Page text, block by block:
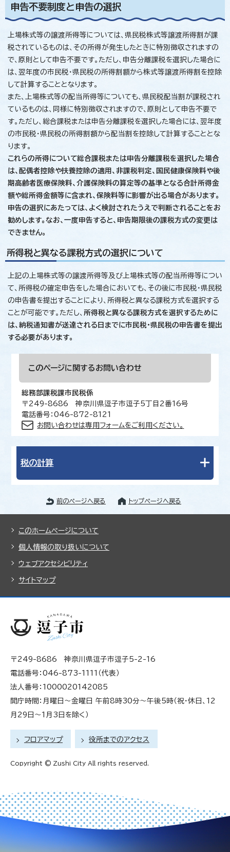
申告不要制度と申告の選択
上場株式等の譲渡所得等については、県民税株式等譲渡所得割が課
税されているものは、その所得が発生したときに特別徴収されますの
で、原則として申告不要です。ただし、申告分離課税を選択した場合に
は、翌年度の市民税・県民税の所得割額から株式等譲渡所得割を控除
して計算することとなります。
また、上場株式等の配当所得等についても、県民税配当割が課税され
ているものは、同様に特別徴収されますので、原則として申告不要で
す。ただし、総合課税または申告分離課税を選択した場合には、翌年度
の市民税・県民税の所得割額から配当割を控除して計算することとな
ります。
これらの所得について総合課税または申告分離課税を選択した場合
は、配偶者控除や扶養控除の適用、非課税判定、国民健康保険料や後
期高齢者医療保険料、介護保険料の算定等の基準となる合計所得金
額や総所得金額等に含まれ、保険料等に影響が出る場合があります。
申告の選択にあたっては、よく検討されたうえで判断されることをお
勧めします。なお、一度申告すると、申告期限後の課税方式の変更は
できません。
所得税と異なる課税方式の選択について
上記の上場株式等の譲渡所得等及び上場株式等の配当所得等につい
て、所得税の確定申告をした場合においても、その後に市民税・県民税
の申告書を提出することにより、所得税と異なる課税方式を選択する
ことが可能です。ただし、 所得税と異なる課税方式を選択するために
は、納税通知書が送達される日までに市民税・県民税の申告書を提出
する必要があります。
このページに関する お問い合わせ
総務部課税課市民税係
〒249-8686 神奈川県逗子市逗子5丁目2番16号
電話番号：046-872-8121
お問い合わせは専用フォームをご利用ください。
税の計算
前のページへ戻る トップページへ戻る
このホームページについて
個人情報の取り扱いについて
ウェブアクセシビリティ
サイトマップ
〒249-8686 神奈川県逗子市逗子5-2-16
電話番号：046-873-1111（代表）
法人番号：1000020142085
開庁時間：月曜日～金曜日 午前8時30分～午後5時（祝・休日、12
月29日～1月3日を除く）
フロアマップ 役所までのアクセス
Copyright © Zushi City All rights reserved.